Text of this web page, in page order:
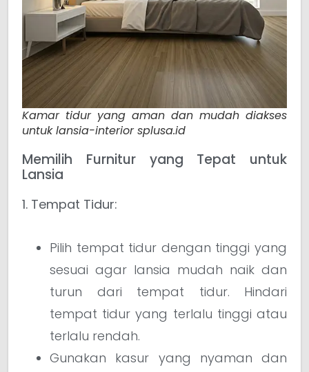
Kamar tidur yang aman dan mudah diakses
untuk lansia-interior splusa.id
Memilih Furnitur yang Tepat untuk
Lansia
1. Tempat Tidur:
Pilih tempat tidur dengan tinggi yang
sesuai agar lansia mudah naik dan
turun dari tempat tidur. Hindari
tempat tidur yang terlalu tinggi atau
terlalu rendah.
Gunakan kasur yang nyaman dan